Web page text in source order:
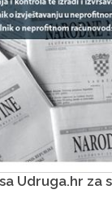
Udruga.hr za